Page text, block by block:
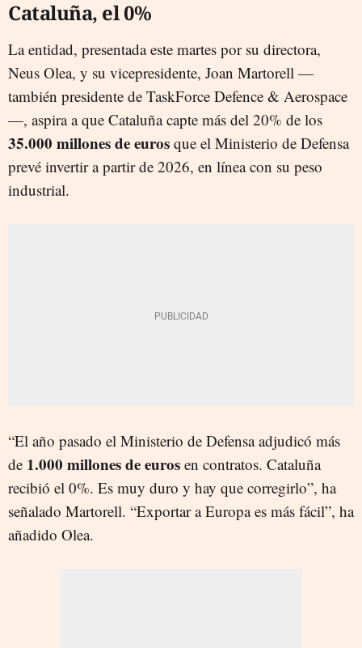
Cataluña, el 0%
La entidad, presentada este martes por su directora,
Neus Olea, y su vicepresidente, Joan Martorell —
también presidente de TaskForce Defence & Aerospace
—, aspira a que Cataluña capte más del 20% de los
35.000 millones de euros que el Ministerio de Defensa
prevé invertir a partir de 2026, en línea con su peso
industrial.
“El año pasado el Ministerio de Defensa adjudicó más
de 1.000 millones de euros en contratos. Cataluña
recibió el 0%. Es muy duro y hay que corregirlo”, ha
señalado Martorell. “Exportar a Europa es más fácil”, ha
añadido Olea.